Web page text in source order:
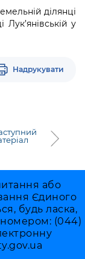
ділянці
у
Надрукувати
або
Єдиного
будь ласка,
номером: (044)